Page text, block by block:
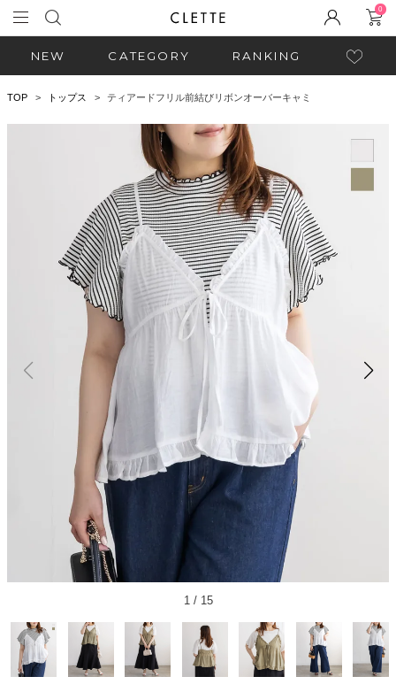
0
NEW CATEGORY RANKING
TOP トップス ティアードフリル前結びリボンオーバーキャミ
1/ 15